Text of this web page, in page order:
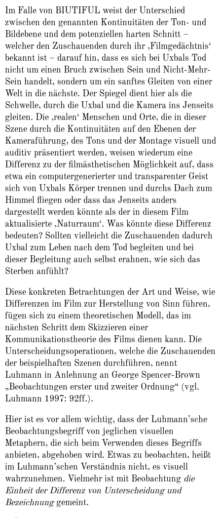
Im Falle von BIUTIFUL weist der Unterschied
zwischen den genannten Kontinuitäten der Ton- und
Bildebene und dem potenziellen harten Schnitt –
welcher den Zuschauenden durch ihr ‚Filmgedächtnis‘
bekannt ist – darauf hin, dass es sich bei Uxbals Tod
nicht um einen Bruch zwischen Sein und Nicht-Mehr-
Sein handelt, sondern um ein sanftes Gleiten von einer
Welt in die nächste. Der Spiegel dient hier als die
Schwelle, durch die Uxbal und die Kamera ins Jenseits
gleiten. Die ‚realen‘ Menschen und Orte, die in dieser
Szene durch die Kontinuitäten auf den Ebenen der
Kameraführung, des Tons und der Montage visuell und
auditiv präsentiert werden, weisen wiederum eine
Differenz zu der filmästhetischen Möglichkeit auf, dass
etwa ein computergenerierter und transparenter Geist
sich von Uxbals Körper trennen und durchs Dach zum
Himmel fliegen oder dass das Jenseits anders
dargestellt werden könnte als der in diesem Film
aktualisierte ‚Naturraum‘. Was könnte diese Differenz
bedeuten? Sollten vielleicht die Zuschauenden dadurch
Uxbal zum Leben nach dem Tod begleiten und bei
dieser Begleitung auch selbst erahnen, wie sich das
Sterben anfühlt?
Diese konkreten Betrachtungen der Art und Weise, wie
Differenzen im Film zur Herstellung von Sinn führen,
fügen sich zu einem theoretischen Modell, das im
nächsten Schritt dem Skizzieren einer
Kommunikationstheorie des Films dienen kann. Die
Unterscheidungsoperationen, welche die Zuschauenden
der beispielhaften Szenen durchführen, nennt
Luhmann in Anlehnung an George Spencer-Brown
„Beobachtungen erster und zweiter Ordnung“ (vgl.
Luhmann 1997: 92ff.).
Hier ist es vor allem wichtig, dass der Luhmann’sche
Beobachtungsbegriff von jeglichen visuellen
Metaphern, die sich beim Verwenden dieses Begriffs
anbieten, abgehoben wird. Etwas zu beobachten, heißt
im Luhmann’schen Verständnis nicht, es visuell
wahrzunehmen. Vielmehr ist mit Beobachtung die
Einheit der Differenz von Unterscheidung und
Bezeichnunggemeint.